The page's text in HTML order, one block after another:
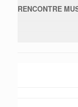
RENCONTRE